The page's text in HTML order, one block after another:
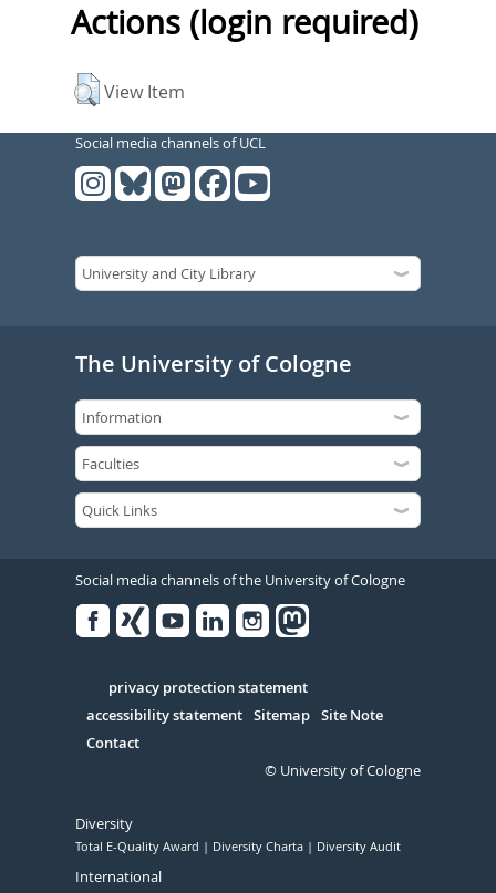
Actions (login required)
View Item
Social media channels of UCL
The University of Cologne
Social media channels of the University of Cologne
Serivce
privacy protection statement
accessibility statement Sitemap Site Note
Contact
© University of Cologne
Diversity
Total E-Quality Award Diversity Charta Diversity Audit
International